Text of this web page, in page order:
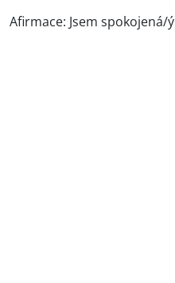
Afirmace: Jsem spokojená/